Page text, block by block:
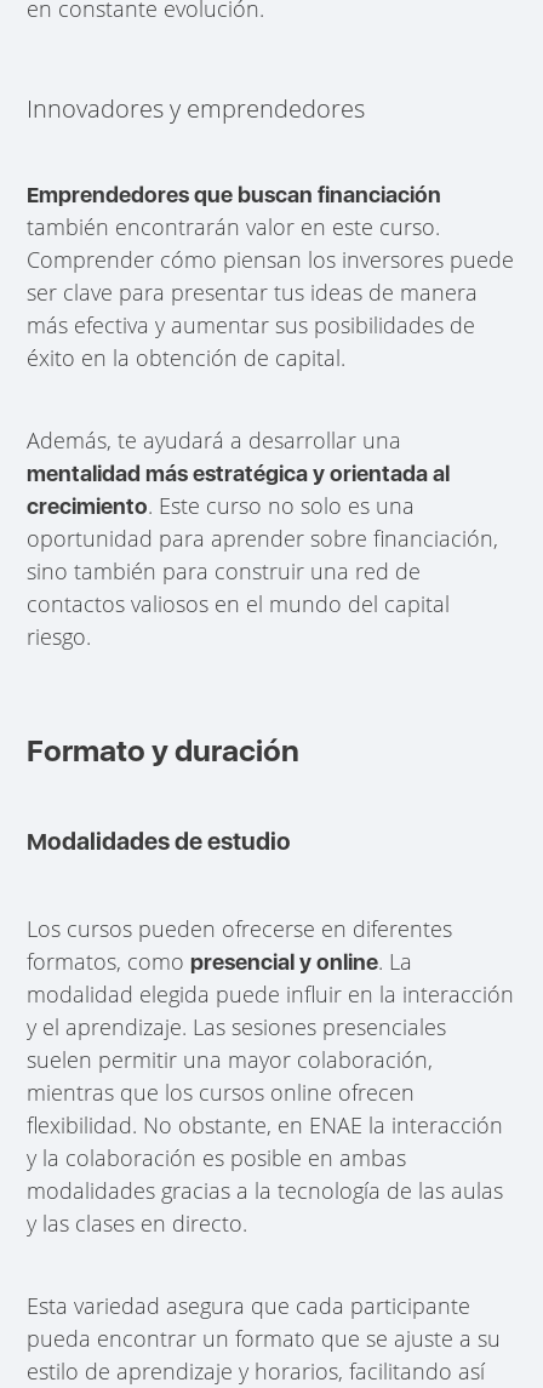
en constante evolución.
Innovadores y emprendedores
Emprendedores que buscan financiación
también encontrarán valor en este curso.
Comprender cómo piensan los inversores puede
ser clave para presentar tus ideas de manera
más efectiva y aumentar sus posibilidades de
éxito en la obtención de capital.
Además, te ayudará a desarrollar una
mentalidad más estratégica y orientada al
crecimiento. Este curso no solo es una
oportunidad para aprender sobre financiación,
sino también para construir una red de
contactos valiosos en el mundo del capital
riesgo.
Formato y duración
Modalidades de estudio
Los cursos pueden ofrecerse en diferentes
formatos, comopresencial y online. La
modalidad elegida puede influir en la interacción
y el aprendizaje. Las sesiones presenciales
suelen permitir una mayor colaboración,
mientras que los cursos online ofrecen
flexibilidad. No obstante, en ENAE la interacción
y la colaboración es posible en ambas
modalidades gracias a la tecnología de las aulas
y las clases en directo.
Esta variedad asegura que cada participante
pueda encontrar un formato que se ajuste a su
estilo de aprendizaje y horarios, facilitando así